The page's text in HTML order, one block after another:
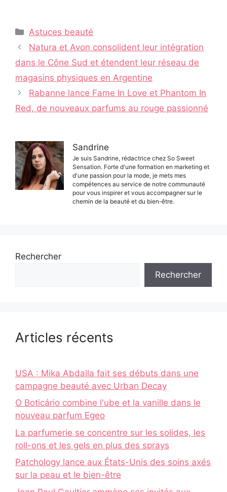
Catégories
Astuces beauté
Navigation
des
Natura et Avon consolident leur intégration
dans le Cône Sud et étendent leur réseau de
magasins physiques en Argentine
Rabanne lance Fame In Love et Phantom In
Red, de nouveaux parfums au rouge passionné
Sandrine
Je suis Sandrine, rédactrice chez So Sweet
Sensation. Forte d'une formation en marketing et
d'une passion pour la mode, je mets mes
compétences au service de notre communauté
pour vous inspirer et vous accompagner sur le
chemin de la beauté et du bien-être.
Rechercher
Rechercher
Articles récents
USA : Mika Abdalla fait ses débuts dans une
campagne beauté avec Urban Decay
O Boticário combine l'ube et la vanille dans le
nouveau parfum Egeo
La parfumerie se concentre sur les solides, les
roll-ons et les gels en plus des sprays
Patchology lance aux États-Unis des soins axés
sur la peau et le bien-être